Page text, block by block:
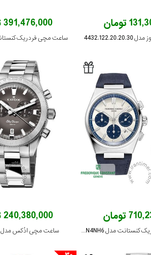
تومان 391,476,000 تومان
تومان
ساعت مچی فردریک کنستانت مدل FC-391WN4NH6
240,380,000 تومان
ساعت مچی ادُکس مدل 101163GRIDN